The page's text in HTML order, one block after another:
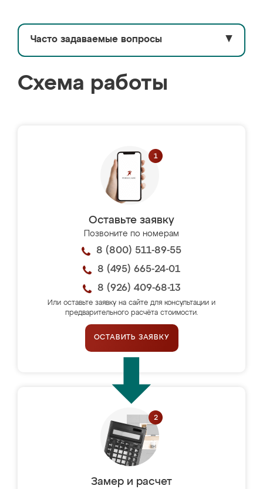
Часто задаваемые вопросы ▼
Схема работы
Оставьте заявку
Позвоните по номерам
8 (800) 511-89-55
8 (495) 665-24-01
8 (926) 409-68-13
Или оставьте заявку на сайте для консультации и
предварительного расчёта стоимости.
ОСТАВИТЬ ЗАЯВКУ
Замер и расчет